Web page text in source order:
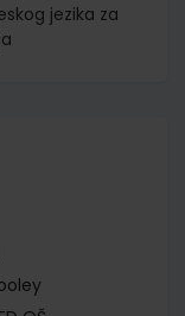
jezika za